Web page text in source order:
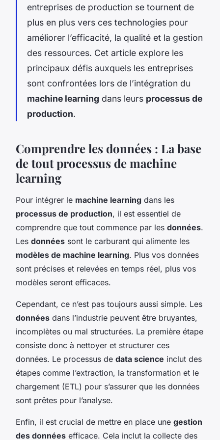
entreprises de production se tournent de
plus en plus vers ces technologies pour
améliorer l’efficacité, la qualité et la gestion
des ressources. Cet article explore les
principaux défis auxquels les entreprises
sont confrontées lors de l’intégration du
machine learning dans leurs processus de
production.
Comprendre les données : La base
de tout processus de machine
learning
Pour intégrer le machine learning dans les
processus de production, il est essentiel de
comprendre que tout commence par les données.
Les données sont le carburant qui alimente les
modèles de machine learning. Plus vos données
sont précises et relevées en temps réel, plus vos
modèles seront efficaces.
Cependant, ce n’est pas toujours aussi simple. Les
données dans l’industrie peuvent être bruyantes,
incomplètes ou mal structurées. La première étape
consiste donc à nettoyer et structurer ces
données. Le processus de data science inclut des
étapes comme l’extraction, la transformation et le
chargement (ETL) pour s’assurer que les données
sont prêtes pour l’analyse.
Enfin, il est crucial de mettre en place une gestion
des données efficace. Cela inclut la collecte des